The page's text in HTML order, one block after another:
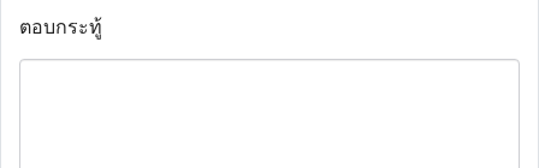
ตอบกระทู้